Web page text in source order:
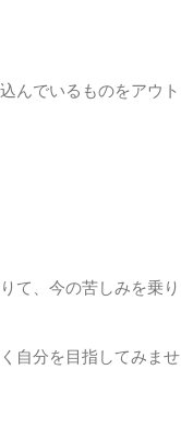
んでいるものをアウト
て、今の苦しみを乗り
自分を目指してみませ